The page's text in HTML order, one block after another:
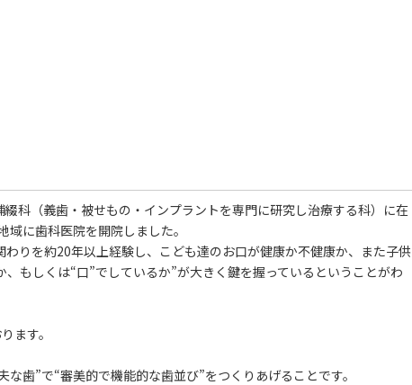
科（義歯・被せもの・インプラントを専門に研究し治療する科）に在
に歯科医院を開院しました。
りを約20年以上経験し、こども達のお口が健康か不健康か、また子供
もしくは“口”でしているか”が大きく鍵を握っているということがわ
ます。
歯”で“審美的で機能的な歯並び”をつくりあげることです。